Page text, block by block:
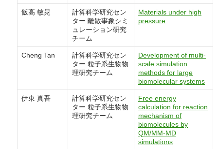
飯高 敏晃
計算科学研究セン
ター 離散事象シミ
ュレーション研究
チーム
Materials under high
pressure
Cheng Tan
計算科学研究セン
ター 粒子系生物物
理研究チーム
Development of multi-
scale simulation
methods for large
biomolecular systems
伊東 真吾
計算科学研究セン
ター 粒子系生物物
理研究チーム
Free energy
calculation for reaction
mechanism of
biomolecules by
QM/MM-MD
simulations